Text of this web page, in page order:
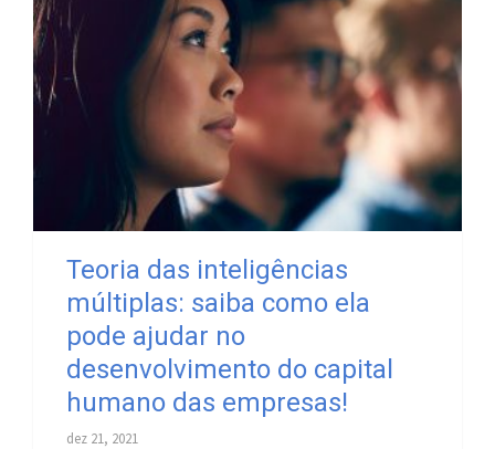
Teoria das inteligências
múltiplas: saiba como ela
pode ajudar no
desenvolvimento do capital
humano das empresas!
dez 21, 2021